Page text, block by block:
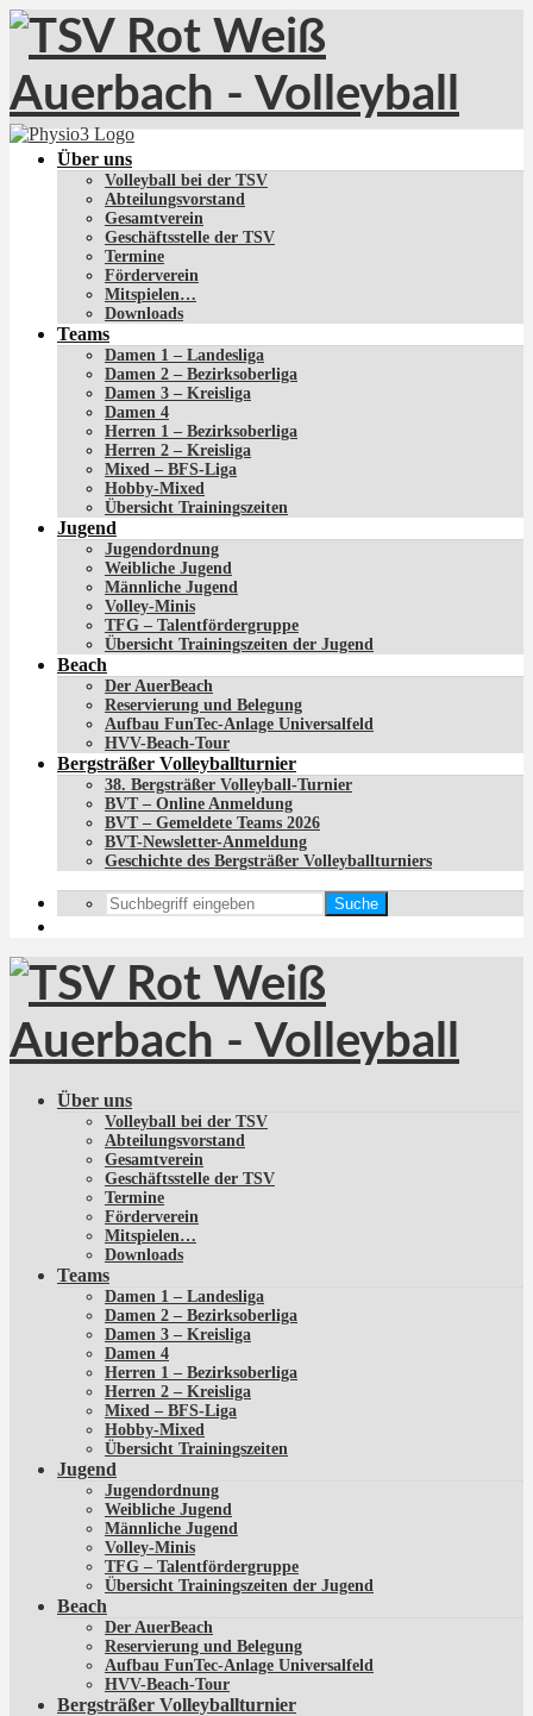
Über uns
Volleyball bei der TSV
Abteilungsvorstand
Gesamtverein
Geschäftsstelle der TSV
Termine
Förderverein
Mitspielen…
Downloads
Teams
Damen 1 – Landesliga
Damen 2 – Bezirksoberliga
Damen 3 – Kreisliga
Damen 4
Herren 1 – Bezirksoberliga
Herren 2 – Kreisliga
Mixed – BFS-Liga
Hobby-Mixed
Übersicht Trainingszeiten
Jugend
Jugendordnung
Weibliche Jugend
Männliche Jugend
Volley-Minis
TFG – Talentfördergruppe
Übersicht Trainingszeiten der Jugend
Beach
Der AuerBeach
Reservierung und Belegung
Aufbau FunTec-Anlage Universalfeld
HVV-Beach-Tour
Bergsträßer Volleyballturnier
38. Bergsträßer Volleyball-Turnier
BVT – Online Anmeldung
BVT – Gemeldete Teams 2026
BVT-Newsletter-Anmeldung
Geschichte des Bergsträßer Volleyballturniers
Suche
Über uns
Volleyball bei der TSV
Abteilungsvorstand
Gesamtverein
Geschäftsstelle der TSV
Termine
Förderverein
Mitspielen…
Downloads
Teams
Damen 1 – Landesliga
Damen 2 – Bezirksoberliga
Damen 3 – Kreisliga
Damen 4
Herren 1 – Bezirksoberliga
Herren 2 – Kreisliga
Mixed – BFS-Liga
Hobby-Mixed
Übersicht Trainingszeiten
Jugend
Jugendordnung
Weibliche Jugend
Männliche Jugend
Volley-Minis
TFG – Talentfördergruppe
Übersicht Trainingszeiten der Jugend
Beach
Der AuerBeach
Reservierung und Belegung
Aufbau FunTec-Anlage Universalfeld
HVV-Beach-Tour
Bergsträßer Volleyballturnier